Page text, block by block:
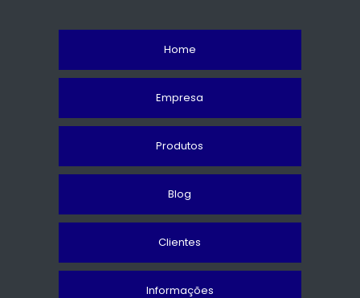
Home
Empresa
Produtos
Blog
Clientes
Informações